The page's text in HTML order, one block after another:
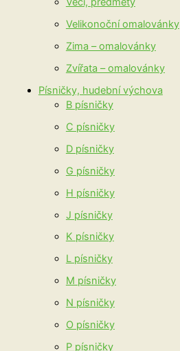
Velikonoční omalovánky
Zima – omalovánky
Zvířata – omalovánky
Písničky, hudební výchova
B písničky
C písničky
D písničky
G písničky
H písničky
J písničky
K písničky
L písničky
M písničky
N písničky
O písničky
P písničky